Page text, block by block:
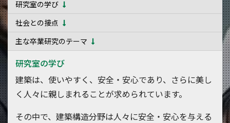
研究室の学び
社会との接点
主な卒業研究のテーマ
研究室の学び
建築は、使いやすく、安全・安心であり、さらに美し
く人々に親しまれることが求められています。
その中で、建築構造分野は人々に安全・安心を与える